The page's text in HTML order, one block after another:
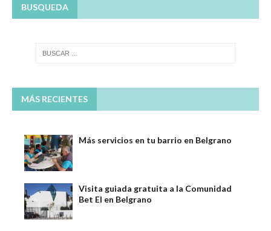
BUSQUEDA
MÁS RECIENTES
Más servicios en tu barrio en Belgrano
Visita guiada gratuita a la Comunidad
Bet El en Belgrano